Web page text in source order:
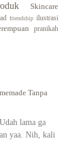
Skincare
friendship ilustrasi
pranikah
Tanpa
lama ga
yaa. Nih, kali